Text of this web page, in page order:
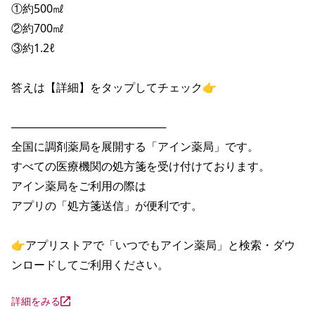
①約500㎖
②約700㎖
③約1.2ℓ
答えは【詳細】をタップしてチェック👉
────────────────────
全国に調剤薬局を展開する「アイン薬局」です。
すべての医療機関の処方箋を受け付けております。
アイン薬局をご利用の際は
アプリの「処方箋送信」が便利です。
👉アプリストアで「いつでもアイン薬局」と検索・ダウ
ンロードしてご利用ください。
詳細をみる